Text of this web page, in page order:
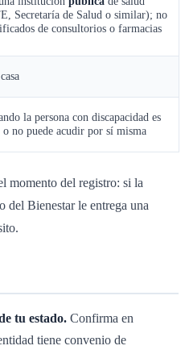
Secretaría de Salud o similar); no
de consultorios o farmacias
la persona con discapacidad es
o no puede acudir por sí misma
momento del registro: si la
del Bienestar le entrega una
tu estado. Confirma en
tiene convenio de